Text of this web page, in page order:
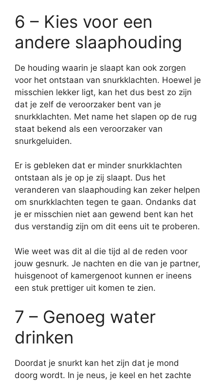
6 – Kies voor een
andere slaaphouding
De houding waarin je slaapt kan ook zorgen
voor het ontstaan van snurkklachten. Hoewel je
misschien lekker ligt, kan het dus best zo zijn
dat je zelf de veroorzaker bent van je
snurkklachten. Met name het slapen op de rug
staat bekend als een veroorzaker van
snurkgeluiden.
Er is gebleken dat er minder snurkklachten
ontstaan als je op je zij slaapt. Dus het
veranderen van slaaphouding kan zeker helpen
om snurkklachten tegen te gaan. Ondanks dat
je er misschien niet aan gewend bent kan het
dus verstandig zijn om dit eens uit te proberen.
Wie weet was dit al die tijd al de reden voor
jouw gesnurk. Je nachten en die van je partner,
huisgenoot of kamergenoot kunnen er ineens
een stuk prettiger uit komen te zien.
7 – Genoeg water
drinken
Doordat je snurkt kan het zijn dat je mond
doorg wordt. In je neus, je keel en het zachte